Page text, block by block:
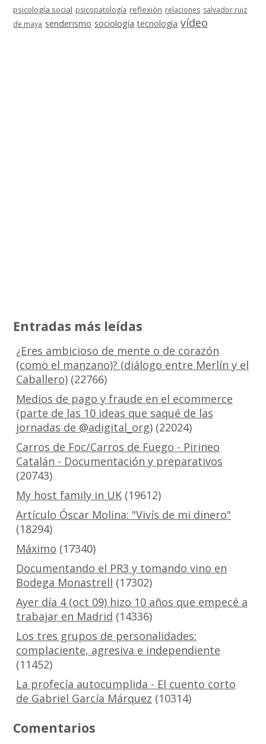
psicología social psicopatología reflexión relaciones salvador ruiz
de maya senderismo sociología tecnología vídeo
Entradas más leídas
¿Eres ambicioso de mente o de corazón
(como el manzano)? (diálogo entre Merlín y el
Caballero)(22766)
Medios de pago y fraude en el ecommerce
(parte de las 10 ideas que saqué de las
jornadas de @adigital_org)(22024)
Carros de Foc/Carros de Fuego - Pirineo
Catalán - Documentación y preparativos
(20743)
My host family in UK(19612)
Artículo Óscar Molina: "Vivís de mi dinero"
(18294)
Máximo (17340)
Documentando el PR3 y tomando vino en
Bodega Monastrell (17302)
Ayer día 4 (oct 09) hizo 10 años que empecé a
trabajar en Madrid (14336)
Los tres grupos de personalidades:
complaciente, agresiva e independiente
(11452)
La profecía autocumplida - El cuento corto
de Gabriel García Márquez (10314)
Comentarios